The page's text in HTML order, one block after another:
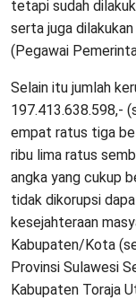
tetapi sudah
serta juga
(Pegawai
Selain itu jumlah
197.413.638.598,-
empat ratus tiga
ribu lima ratus
angka yang cukup
tidak dikorupsi
kesejahteraan
Kabupaten/Kota
Provinsi Sulawesi
Kabupaten Toraja